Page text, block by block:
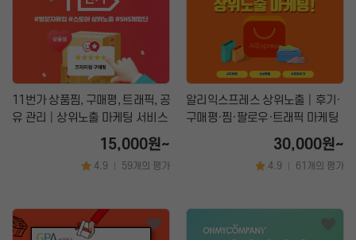
11번가 상품찜, 구매평, 트래픽, 공
유 관리│상위노출 마케팅 서비스
15,000원~
4.9 59개의 평가
알리익스프레스 상위노출│후기·
구매평·찜·팔로우·트래픽 마케팅
30,000원~
4.9 61개의 평가